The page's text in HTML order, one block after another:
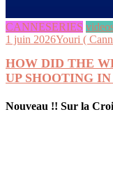
CANNESERIES
1 juin 2026Youri (
HOW DID THE
UP SHOOTING
Nouveau !! Sur la